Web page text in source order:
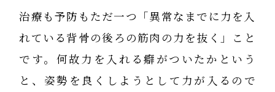
治療も予防もただ一つ「異常なまでに力を入
れている背骨の後ろの筋肉の力を抜く」こと
です。何故力を入れる癖がついたかという
と、姿勢を良くしようとして力が入るので